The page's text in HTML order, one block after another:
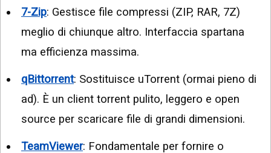
7-Zip: Gestisce file compressi (ZIP, RAR, 7Z)
meglio di chiunque altro. Interfaccia spartana
ma efficienza massima.
qBittorrent: Sostituisce uTorrent (ormai pieno di
ad). È un client torrent pulito, leggero e open
source per scaricare file di grandi dimensioni.
TeamViewer: Fondamentale per fornire o